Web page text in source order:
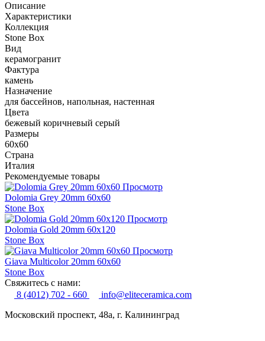
Описание
Характеристики
Коллекция
Stone Box
Вид
керамогранит
Фактура
камень
Назначение
для бассейнов, напольная, настенная
Цвета
бежевый коричневый серый
Размеры
60x60
Страна
Италия
Рекомендуемые товары
Просмотр
Dolomia Grey 20mm 60x60
Stone Box
Просмотр
Dolomia Gold 20mm 60x120
Stone Box
Просмотр
Giava Multicolor 20mm 60x60
Stone Box
Свяжитесь с нами:
8 (4012) 702 - 660
info@eliteceramica.com
Московский проспект, 48а, г. Калининград